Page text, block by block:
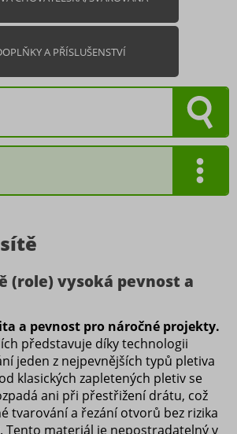
A PŘÍSLUŠENSTVÍ
(role) vysoká pevnost a
a pevnost pro náročné projekty.
představuje díky technologii
jeden z nejpevnějších typů pletiva
klasických zapletených pletiv se
ani při přestřižení drátu, což
tvarování a řezání otvorů bez rizika
Tento materiál je nepostradatelný v